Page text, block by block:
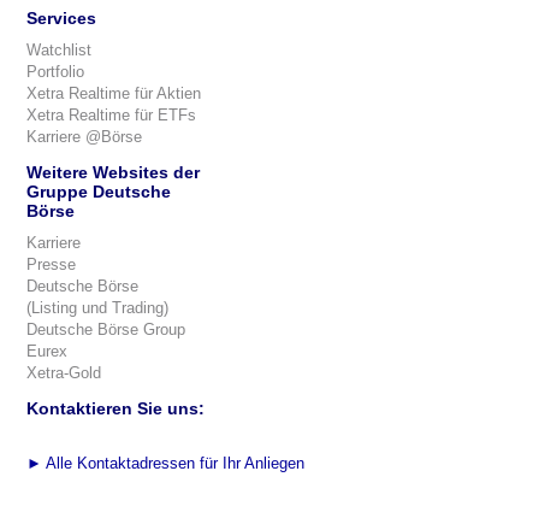
Services
Watchlist
Portfolio
Xetra Realtime für Aktien
Xetra Realtime für ETFs
Karriere @Börse
Weitere Websites der
Gruppe Deutsche
Börse
Karriere
Presse
Deutsche Börse
(Listing und Trading)
Deutsche Börse Group
Eurex
Xetra-Gold
Kontaktieren Sie uns:
► Alle Kontaktadressen für Ihr Anliegen